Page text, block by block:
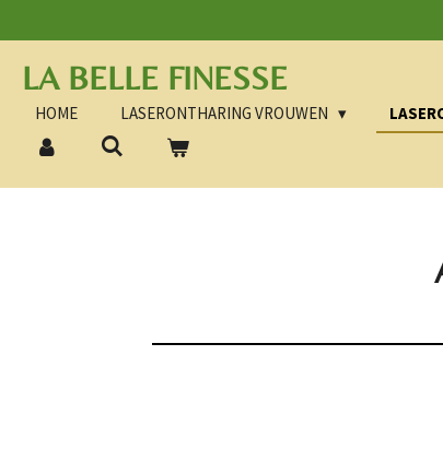
direct
naar
de
hoofdinhoud
LA BELLE FINESSE
HOME LASERONTHARING VROUWEN